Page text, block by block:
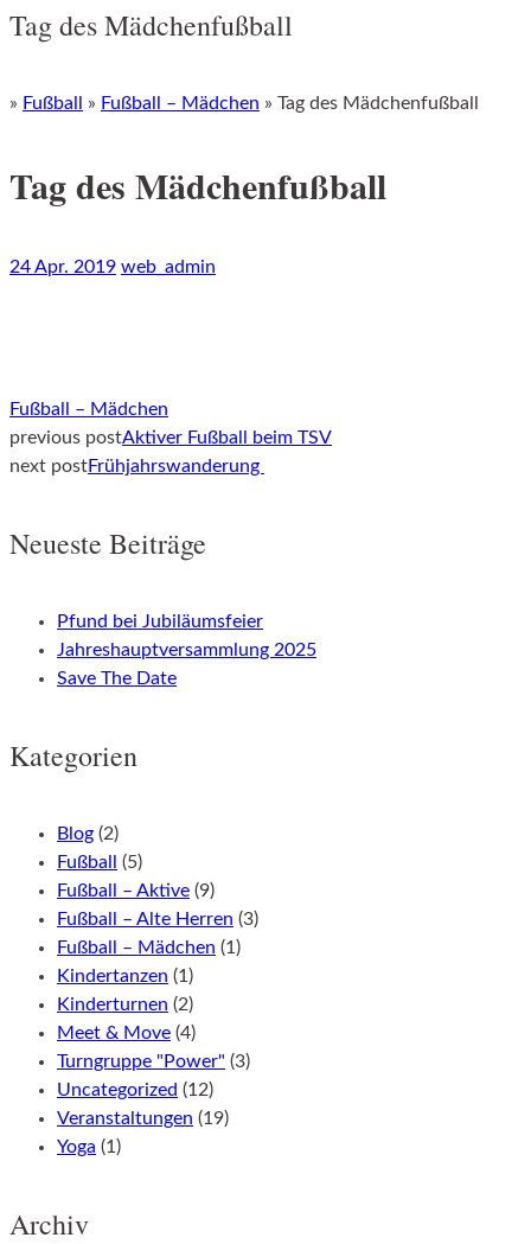
Tag des Mädchenfußball
» Fußball » Fußball – Mädchen » Tag des Mädchenfußball
Tag des Mädchenfußball
24 Apr. 2019 web_admin
Fußball – Mädchen
Post
navigation
previous postAktiver Fußball beim TSV
next postFrühjahrswanderung
Neueste Beiträge
Pfund bei Jubiläumsfeier
Jahreshauptversammlung 2025
Save The Date
Kategorien
Blog (2)
Fußball
(5)
Fußball – Aktive (9)
Fußball – Alte Herren (3)
Fußball – Mädchen (1)
Kindertanzen (1)
Kinderturnen (2)
Meet & Move (4)
Turngruppe "Power" (3)
Uncategorized (12)
Veranstaltungen (19)
Yoga (1)
Archiv